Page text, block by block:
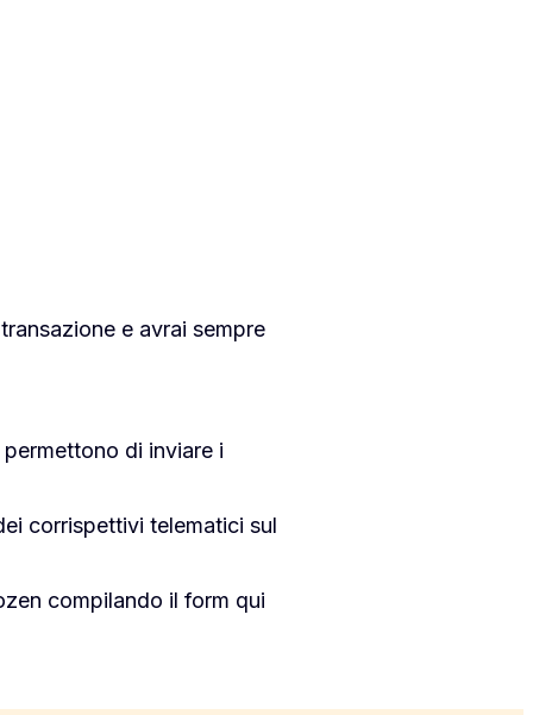
e avrai sempre
di inviare i
corrispettivi telematici sul
compilando il form qui